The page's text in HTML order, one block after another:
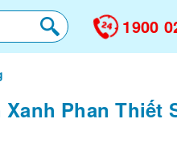
1900
Xanh Phan Thiết